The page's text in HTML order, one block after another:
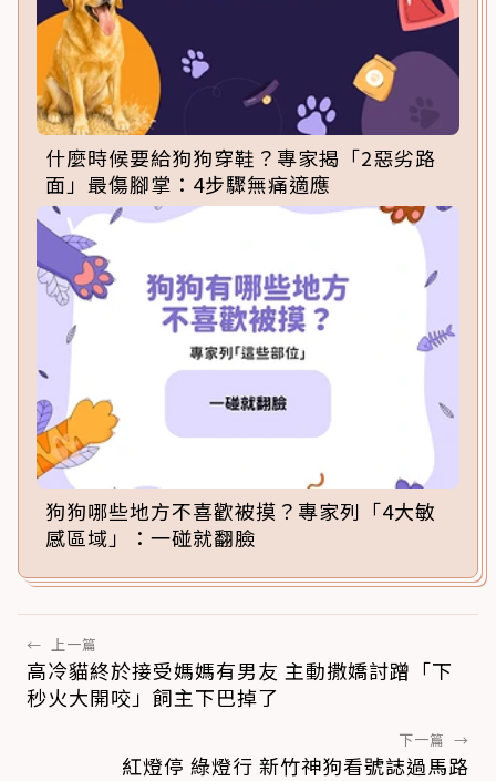
什麼時候要給狗狗穿鞋？專家揭「2惡劣路
面」最傷腳掌：4步驟無痛適應
狗狗哪些地方不喜歡被摸？專家列「4大敏
感區域」：一碰就翻臉
← 上一篇
高冷貓終於接受媽媽有男友 主動撒嬌討蹭「下
秒火大開咬」飼主下巴掉了
下一篇 →
紅燈停 綠燈行 新竹神狗看號誌過馬路